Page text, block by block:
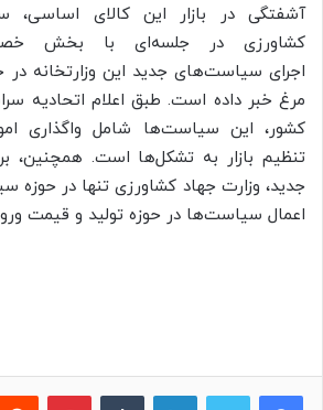
آشفتگی در بازار این کالای اساسی،
کشاورزی در جلسه‌ای با بخش
اجرای سیاست‌های جدید این وزارتخانه در
مرغ خبر داده است. طبق اعلام اتحادیه
کشور، این سیاست‌ها شامل واگذاری
تنظیم بازار به تشکل‌ها است.
جدید، وزارت جهاد کشاورزی تنها در حوزه
اعمال سیاست‌ها در حوزه تولید و قیمت
لینکدین پینترست